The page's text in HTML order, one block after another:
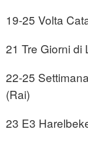
19-25 Volta
21 Tre Giorni di
22-25
(Rai)
23 E3